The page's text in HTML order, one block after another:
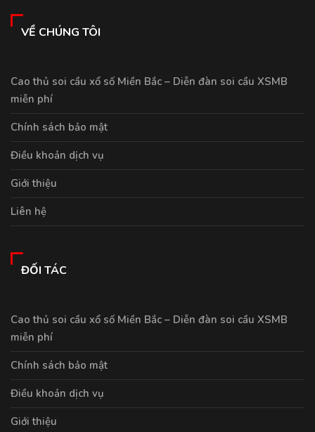
VỀ CHÚNG TÔI
Cao thủ soi cầu xổ số Miền Bắc – Diễn đàn soi cầu XSMB
miễn phí
Chính sách bảo mật
Điều khoản dịch vụ
Giới thiệu
Liên hệ
ĐỐI TÁC
Cao thủ soi cầu xổ số Miền Bắc – Diễn đàn soi cầu XSMB
miễn phí
Chính sách bảo mật
Điều khoản dịch vụ
Giới thiệu